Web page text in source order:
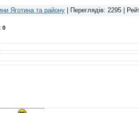
Яготина та району Переглядів: 2295 |
: 0